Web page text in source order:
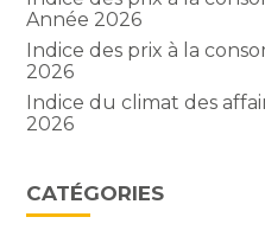
Année 2026
Indice des prix à la
2026
Indice du climat des
2026
CATÉGORIES